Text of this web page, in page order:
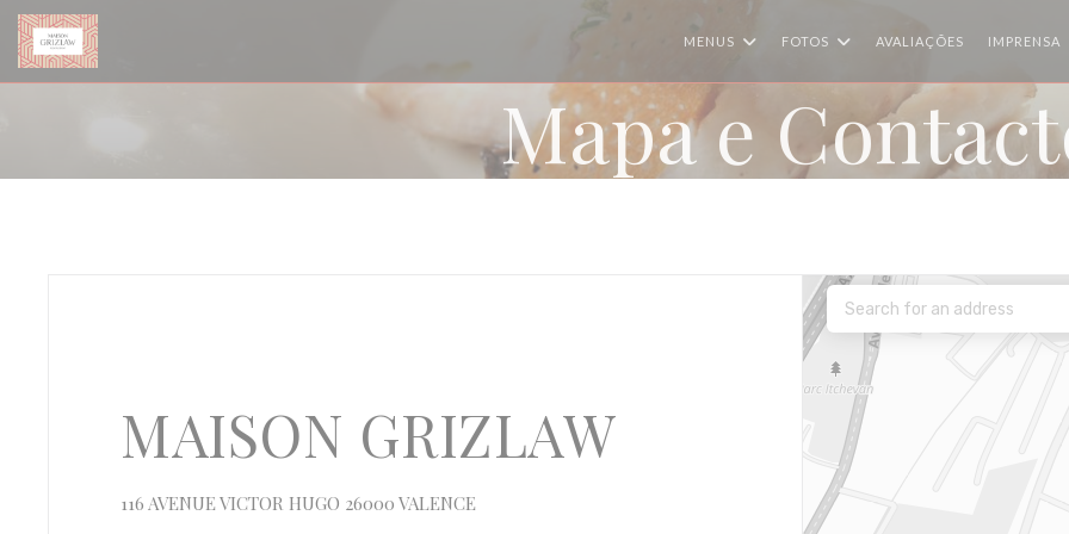
Painel de Gerenciamento de Cookies
MENUS FOTOS AVALIAÇÕES IMPRENSA
Mapa e
MAISON GRIZLAW
116 AVENUE VICTOR HUGO 26000 VALENCE((abre numa nova janela))